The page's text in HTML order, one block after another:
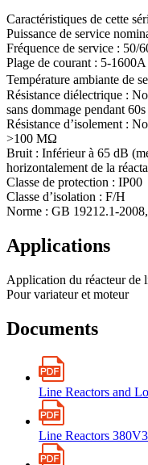
Caractéristiques de cette
Puissance de service
Fréquence de service : 50/
Plage de courant : 5-1600A
Température ambiante de
Résistance diélectrique :
sans dommage pendant
Résistance d’isolement :
>100 MΩ
Bruit : Inférieur à 65 dB
horizontalement de la
Classe de protection : IP00
Classe d’isolation : F/H
Norme : GB 19212.1-
Applications
Application du réacteur de
Pour variateur et moteur
Documents
Line Reactors and
Line Reactors